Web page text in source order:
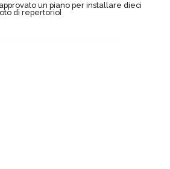
un piano per installare dieci
di repertorio]